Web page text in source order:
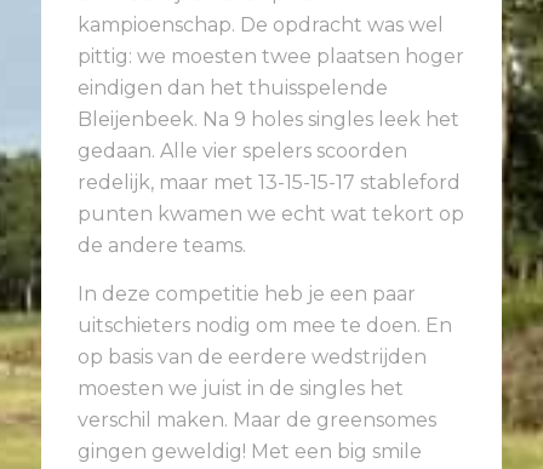
kampioenschap. De opdracht was wel
pittig: we moesten twee plaatsen hoger
eindigen dan het thuisspelende
Bleijenbeek. Na 9 holes singles leek het
gedaan. Alle vier spelers scoorden
redelijk, maar met 13-15-15-17 stableford
punten kwamen we echt wat tekort op
de andere teams.
In deze competitie heb je een paar
uitschieters nodig om mee te doen. En
op basis van de eerdere wedstrijden
moesten we juist in de singles het
verschil maken. Maar de greensomes
gingen geweldig! Met een big smile